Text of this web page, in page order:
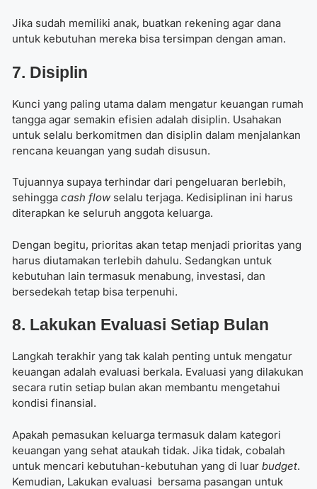
Jika sudah memiliki anak, buatkan rekening agar dana
untuk kebutuhan mereka bisa tersimpan dengan aman.
7. Disiplin
Kunci yang paling utama dalam mengatur keuangan rumah
tangga agar semakin efisien adalah disiplin. Usahakan
untuk selalu berkomitmen dan disiplin dalam menjalankan
rencana keuangan yang sudah disusun.
Tujuannya supaya terhindar dari pengeluaran berlebih,
sehingga cash flow selalu terjaga. Kedisiplinan ini harus
diterapkan ke seluruh anggota keluarga.
Dengan begitu, prioritas akan tetap menjadi prioritas yang
harus diutamakan terlebih dahulu. Sedangkan untuk
kebutuhan lain termasuk menabung, investasi, dan
bersedekah tetap bisa terpenuhi.
8. Lakukan Evaluasi Setiap Bulan
Langkah terakhir yang tak kalah penting untuk mengatur
keuangan adalah evaluasi berkala. Evaluasi yang dilakukan
secara rutin setiap bulan akan membantu mengetahui
kondisi finansial.
Apakah pemasukan keluarga termasuk dalam kategori
keuangan yang sehat ataukah tidak. Jika tidak, cobalah
untuk mencari kebutuhan-kebutuhan yang di luar budget.
Kemudian, Lakukan evaluasi bersama pasangan untuk